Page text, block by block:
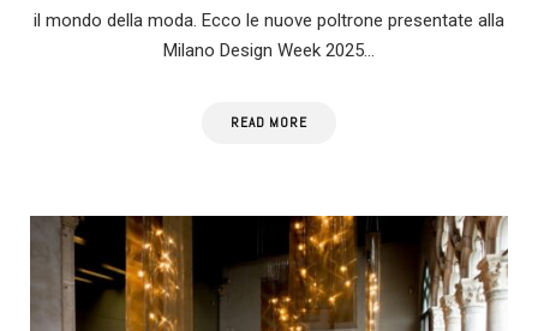
il mondo della moda. Ecco le nuove poltrone presentate alla
Milano Design Week 2025…
READ MORE